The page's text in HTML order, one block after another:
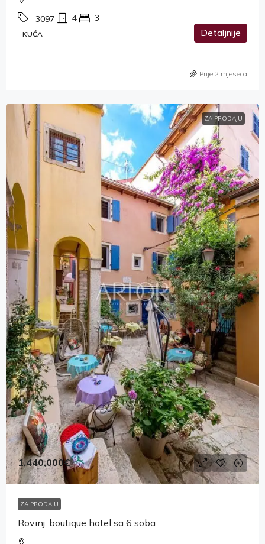
3097 4 3
KUĆA Detaljnije
Prije 2 mjeseca
ZA PRODAJU
1,440,000€
ZA PRODAJU
Rovinj, boutique hotel sa 6 soba